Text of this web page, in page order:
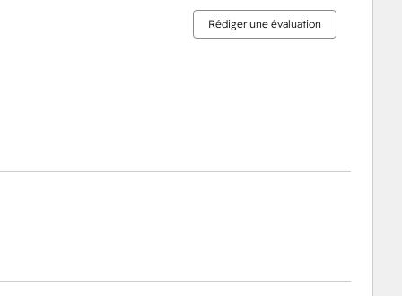
Rédiger une évaluation